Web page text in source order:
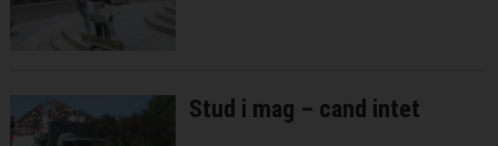
Stud i mag – cand intet